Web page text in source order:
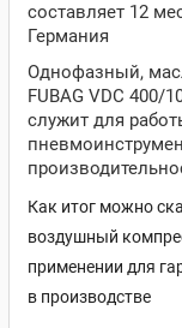
составляет 12
Германия
Однофазный,
FUBAG VDC 400/
служит для
Как итог можно
воздушный
применении для
в производстве